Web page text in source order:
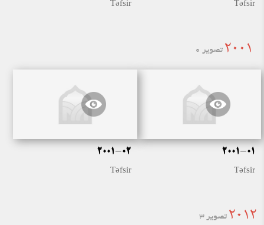
Təfsir
Təfsir
تصویر 0
2001-01
Təfsir
2001-02
Təfsir
تصویر 3